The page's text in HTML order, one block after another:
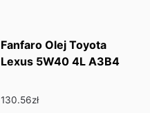
Fanfaro Olej Toyota
Lexus 5W40 4L A3B4
130.56zł